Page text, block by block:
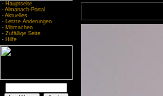
- Hauptseite
- Almanach-Portal
- Aktuelles
- Letzte Änderungen
- Mitmachen
- Zufällige Seite
- Hilfe